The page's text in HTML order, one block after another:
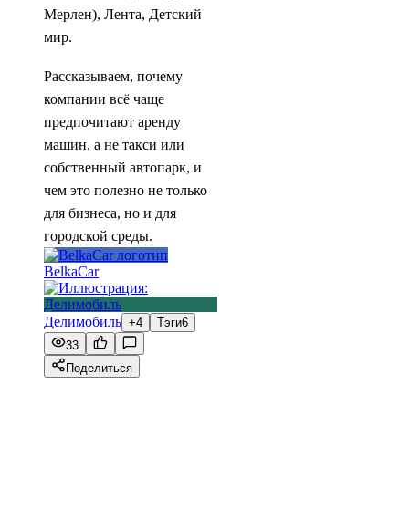
Мерлен), Лента, Детский
мир.
Рассказываем, почему
компании всё чаще
предпочитают аренду
машин, а не такси или
собственный автопарк, и
чем это полезно не только
для бизнеса, но и для
городской среды.
BelkaCar
Делимобиль +4 Тэги6
33
Поделиться